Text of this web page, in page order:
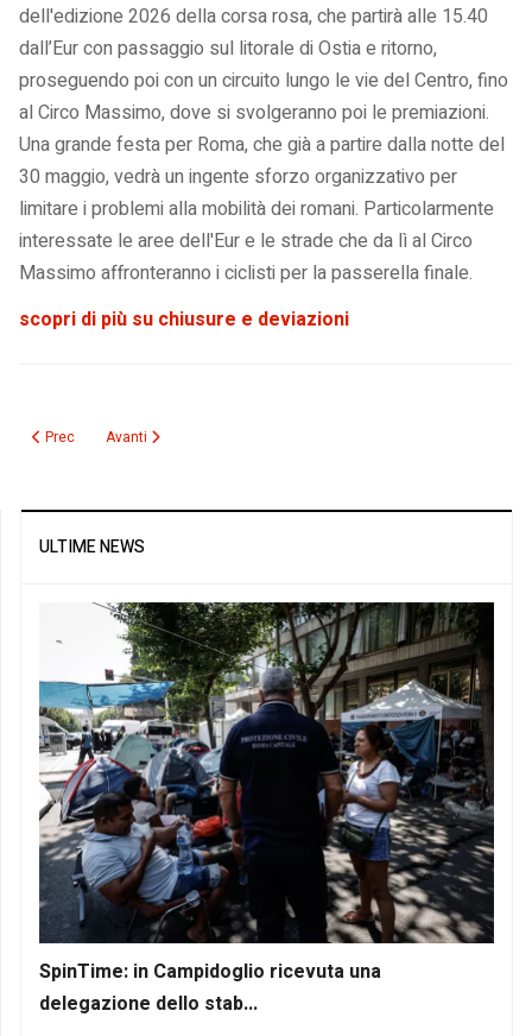
dell'edizione 2026 della corsa rosa, che partirà alle 15.40
dall’Eur con passaggio sul litorale di Ostia e ritorno,
proseguendo poi con un circuito lungo le vie del Centro, fino
al Circo Massimo, dove si svolgeranno poi le premiazioni.
Una grande festa per Roma, che già a partire dalla notte del
30 maggio, vedrà un ingente sforzo organizzativo per
limitare i problemi alla mobilità dei romani. Particolarmente
interessate le aree dell'Eur e le strade che da lì al Circo
Massimo affronteranno i ciclisti per la passerella finale.
scopri di più su chiusure e deviazioni
Articolo precedente: La Lazio smentisce: infondate le notizie su trattative
Prec Articolo successivo: Cento anni di sport e di cultura: a Roma
Avanti
ULTIME NEWS
SpinTime: in Campidoglio ricevuta una
delegazione dello stab...